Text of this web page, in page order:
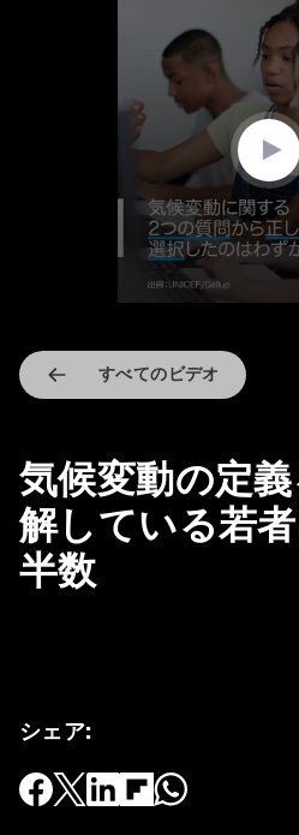
すべてのビデオ
気候変動の定
解している若
半数
シェア: